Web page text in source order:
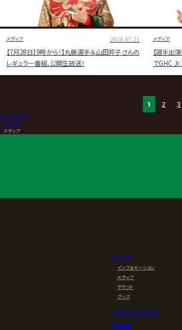
メディア 2026.07.21
【7月28日19時から！】丸藤選手＆山田邦子さんの
レギュラー番組、公開生放送！
メディア
【選手出
でGHC
送が決定！
1 2 3
トップページ
ニュース
メディア
ニュース
インフォメーション
メディア
チケット
グッズ
スケジュール/チケット
試合結果